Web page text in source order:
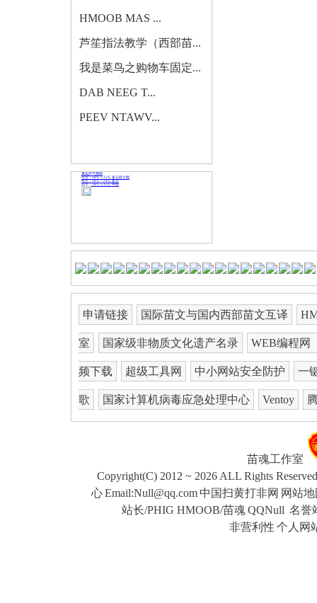
HMOOB MAS ...
芦笙指法教学（西部苗...
我是菜鸟之购物车固定...
DAB NEEG T...
PEEV NTAWV...
申请链接 国际苗文与国内西部苗文互译
室 国家级非物质文化遗产名录 WEB编程网
频下载 超级工具网 中小网站安全防护 一
歌 国家计算机病毒应急处理中心 Ventoy
苗魂工作室
Copyright(C) 2012 ~ 2026 ALL Rights Reserved
心Email:Null@qq.com 中国扫黄打非网 网站
站长/PHIG HMOOB/苗魂QQNull 名誉
非营利性 个人网